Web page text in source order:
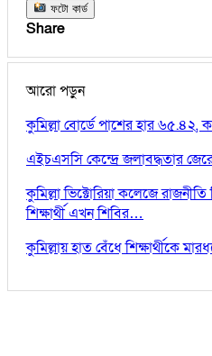
ফটো কার্ড
Share
আরো পড়ুন
কুমিল্লা বোর্ডে পাশের হার ৬৫.৪২,
এইচএসসি কেন্দ্রে জলাবদ্ধতার
কুমিল্লা ভিক্টোরিয়া কলেজে রাজনীতি
শিক্ষার্থী এখন শিবির…
কুমিল্লায় হাত বেঁধে শিক্ষার্থীকে